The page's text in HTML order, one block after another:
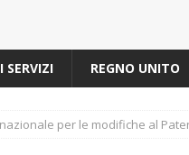
SERVIZI REGNO UNITO
per le modifiche al